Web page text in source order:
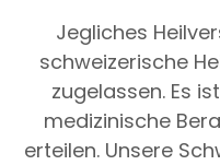
Jegliches
schweizerische
zugelassen. Es
medizinische
erteilen. Unsere